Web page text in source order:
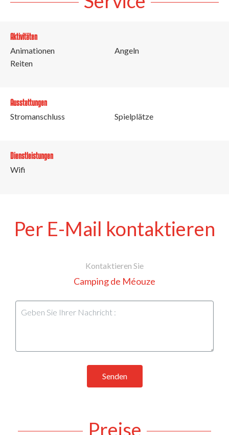
Aktivitäten
Animationen
Reiten
Angeln
Ausstattungen
Stromanschluss
Spielplätze
Dienstleistungen
Wifi
Per E-Mail kontaktieren
Kontaktieren Sie
Camping de Méouze
Senden
Preise